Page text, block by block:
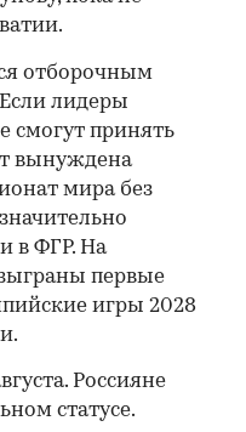
отборочным
лидеры
смогут принять
вынуждена
мира без
в ФГР. На
первые
игры 2028
Россияне
статусе.